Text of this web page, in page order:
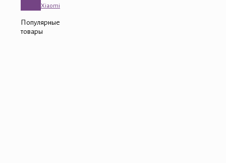
Xiaomi
Популярные
товары